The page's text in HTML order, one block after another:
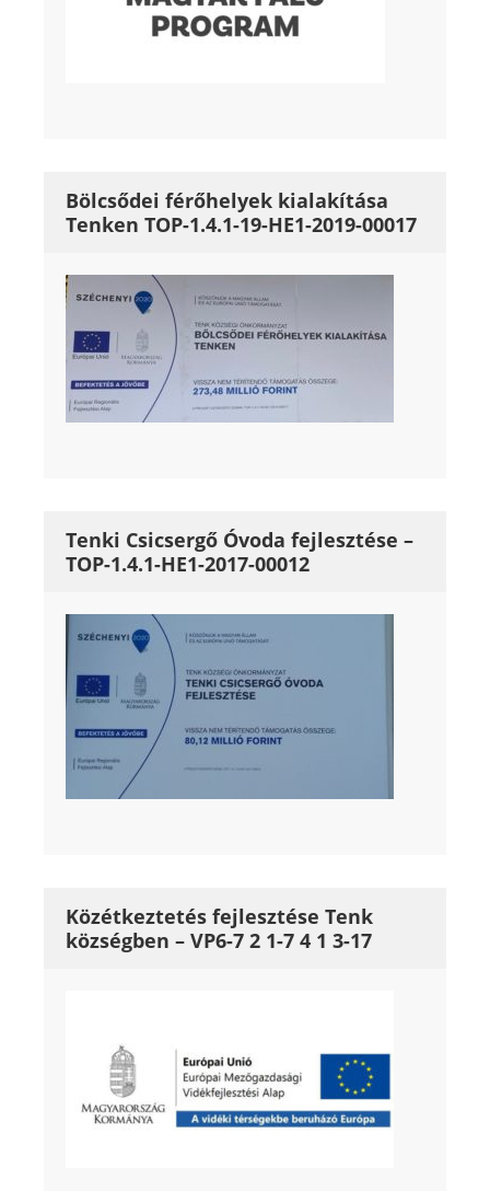
Bölcsődei férőhelyek kialakítása
Tenken TOP-1.4.1-19-HE1-2019-00017
Tenki Csicsergő Óvoda fejlesztése –
TOP-1.4.1-HE1-2017-00012
Közétkeztetés fejlesztése Tenk
községben – VP6-7 2 1-7 4 1 3-17